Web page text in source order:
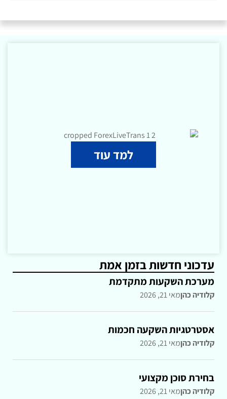
למד עוד
עדכוני חדשות בזמן אמת
מערכת השקעות מתקדמת
קלודיה כהןמאי 21, 2026
אסטרטגיות השקעה חכמות
קלודיה כהןמאי 21, 2026
בחירת סוכן מקצועי
קלודיה כהןמאי 21, 2026